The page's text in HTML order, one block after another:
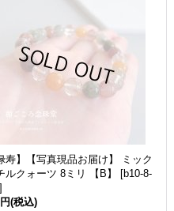
寿】【写真現品お届け】 ミック
ルクォーツ 8ミリ 【B】
[b10-8-
]
(税込)